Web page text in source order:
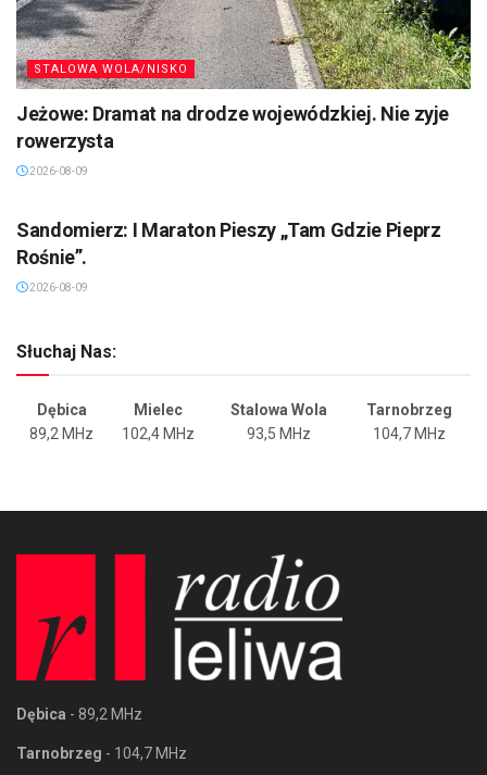
STALOWA WOLA/NISKO
Jeżowe: Dramat na drodze wojewódzkiej. Nie zyje
rowerzysta
2026-08-09
Sandomierz: I Maraton Pieszy „Tam Gdzie Pieprz
Rośnie”.
2026-08-09
Słuchaj Nas:
Dębica Mielec Stalowa Wola
Tarnobrzeg
89,2 MHz
102,4 MHz 93,5 MHz 104,7 MHz
Dębica - 89,2 MHz
Tarnobrzeg - 104,7 MHz